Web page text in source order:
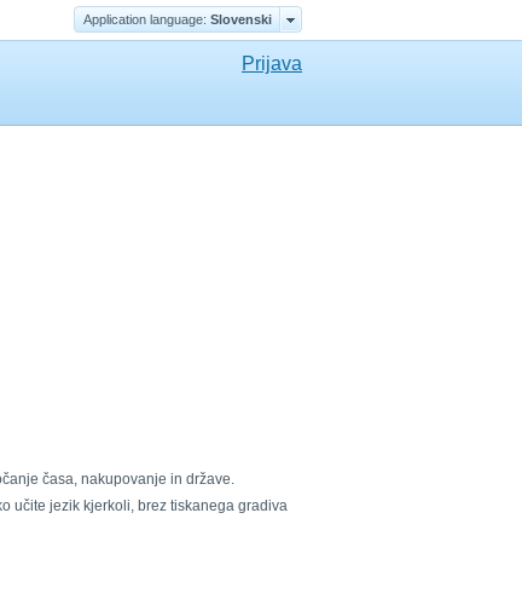
Application language: Slovenski
Prijava
časa, nakupovanje in države.
učite jezik kjerkoli, brez tiskanega gradiva